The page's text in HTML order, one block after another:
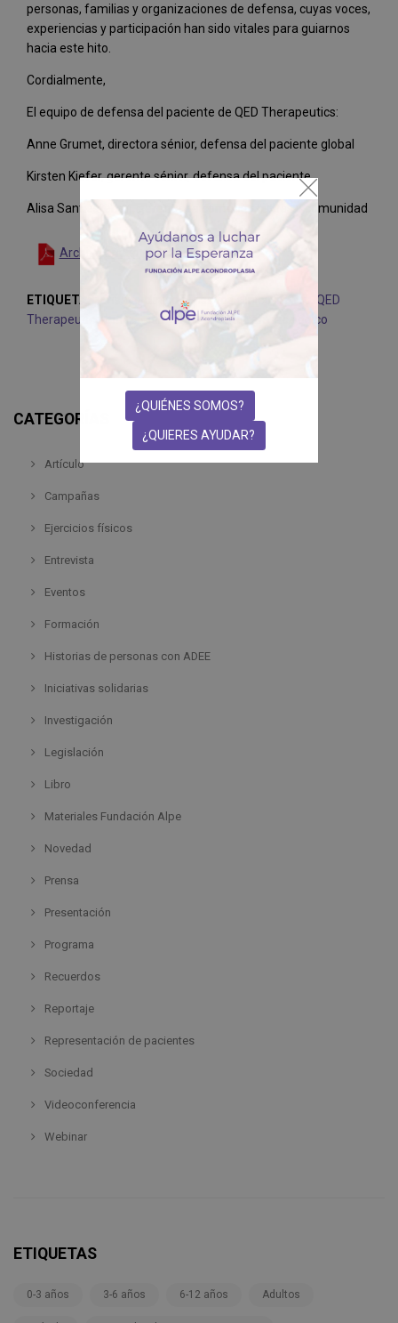
personas, familias y organizaciones de defensa, cuyas voces,
experiencias y participación han sido vitales para guiarnos
hacia este hito.
Cordialmente,
El equipo de defensa del paciente de QED Therapeutics:
Anne Grumet, directora sénior, defensa del paciente global
Kirsten Kiefer, gerente sénior, defensa del paciente
Alisa Santiesteban, gerente de comunicaciones y comunidad
Archivo anexo
ETIQUETAS ,Ensayos clínicos
QED
Therapeutics-Infigranitib,Tratamiento farmacológico
CATEGORÍAS
Artículo
Campañas
Ejercicios físicos
Entrevista
Eventos
Formación
Historias de personas con ADEE
Iniciativas solidarias
Investigación
Legislación
Libro
Materiales Fundación Alpe
Novedad
Prensa
Presentación
Programa
Recuerdos
Reportaje
Representación de pacientes
Sociedad
Videoconferencia
Webinar
ETIQUETAS
0-3 años 3-6 años 6-12 años Adultos
¿QUIÉNES SOMOS?
¿QUIERES AYUDAR?